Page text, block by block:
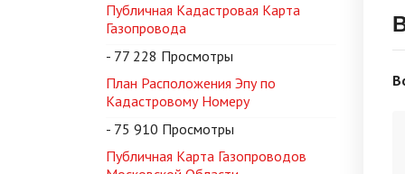
Публичная Кадастровая Карта
Газопровода
- 77 228 Просмотры
План Расположения Эпу по
Кадастровому Номеру
- 75 910 Просмотры
Публичная Карта Газопроводов